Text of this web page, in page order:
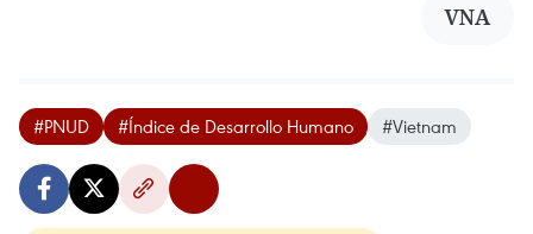
VNA
#PNUD #Índice de Desarrollo Humano #Vietnam